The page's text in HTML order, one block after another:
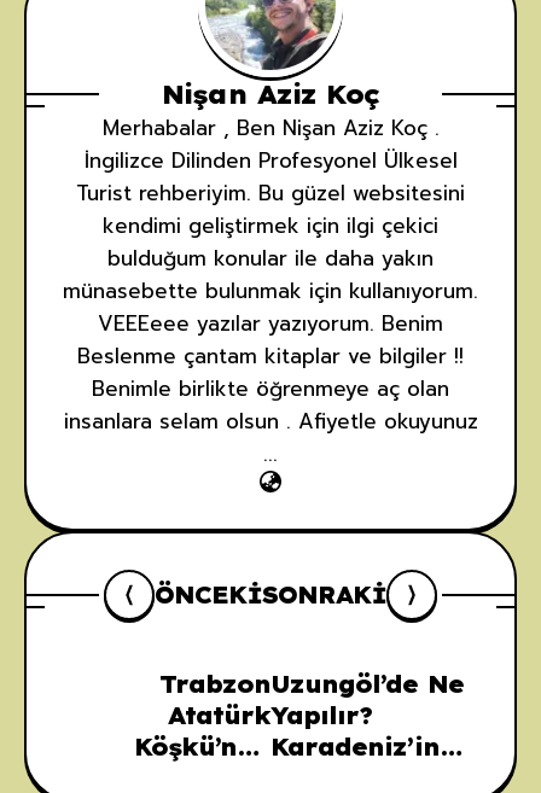
Nişan Aziz Koç
Merhabalar , Ben Nişan Aziz Koç .
İngilizce Dilinden Profesyonel Ülkesel
Turist rehberiyim. Bu güzel websitesini
kendimi geliştirmek için ilgi çekici
bulduğum konular ile daha yakın
münasebette bulunmak için kullanıyorum.
VEEEeee yazılar yazıyorum. Benim
Beslenme çantam kitaplar ve bilgiler !!
Benimle birlikte öğrenmeye aç olan
insanlara selam olsun . Afiyetle okuyunuz
...
ÖNCEKISONRAKI
Trabzon
Atatürk
Köşkü’nün
Uzungöl’de Ne
Yapılır?
Karadeniz’in